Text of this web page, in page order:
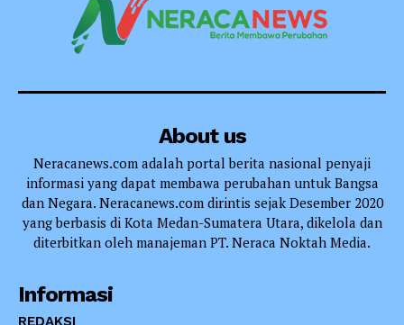
About us
Neracanews.com adalah portal berita nasional penyaji
informasi yang dapat membawa perubahan untuk Bangsa
dan Negara. Neracanews.com dirintis sejak Desember 2020
yang berbasis di Kota Medan-Sumatera Utara, dikelola dan
diterbitkan oleh manajeman PT. Neraca Noktah Media.
Informasi
REDAKSI